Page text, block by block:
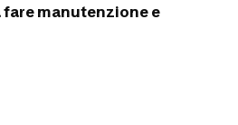
manutenzione e